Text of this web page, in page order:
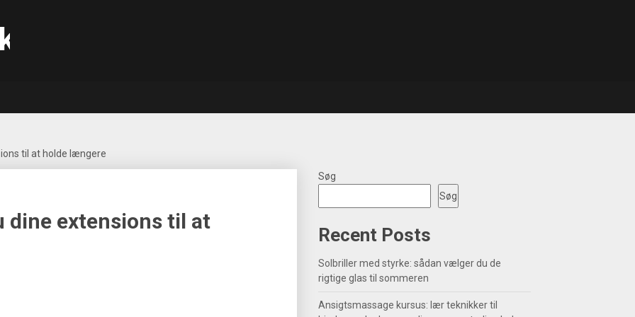
til at holde længere
dine extensions til at
Søg
Søg
Recent Posts
Solbriller med styrke: sådan vælger du de
rigtige glas til sommeren
Ansigtsmassage kursus: lær teknikker til